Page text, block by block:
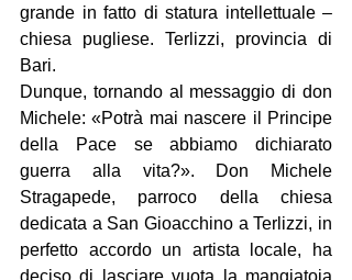
grande in fatto di statura intellettuale –
chiesa pugliese. Terlizzi, provincia di
Bari.
Dunque, tornando al messaggio di don
Michele: «Potrà mai nascere il Principe
della Pace se abbiamo dichiarato
guerra alla vita?». Don Michele
Stragapede, parroco della chiesa
dedicata a San Gioacchino a Terlizzi, in
perfetto accordo un artista locale, ha
deciso di lasciare vuota la mangiatoia